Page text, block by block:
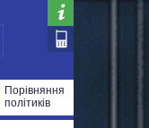
Порівняння
політиків